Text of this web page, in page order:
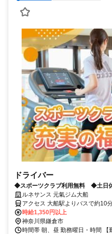
ドライバー
◆スポーツクラブ利用無料 ◆土
助無しルネサンス 元氣ジム大船
アクセス 大船駅よりバスで約10
時給1,350円以上
神奈川県鎌倉市
時間帯 朝、昼 勤務曜日・時間 【